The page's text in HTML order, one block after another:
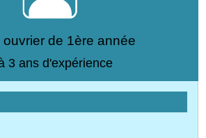
ouvrier de 1ère année
3 ans d'expérience